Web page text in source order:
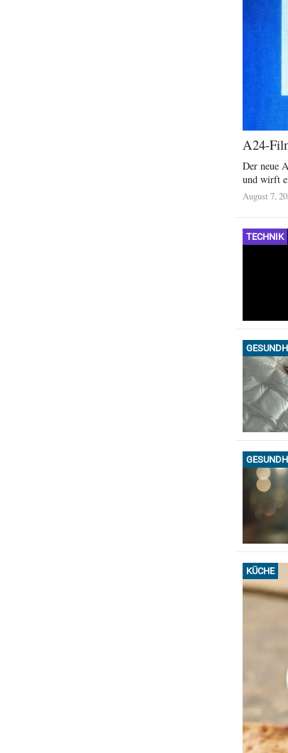
A24-
Der neue
und wirft
August 7,
TECHNIK
KÜCHE